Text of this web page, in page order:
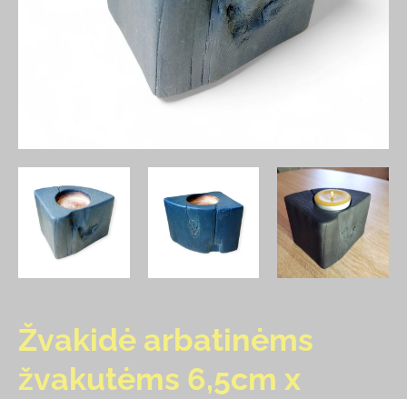
Žvakidė arbatinėms
žvakutėms 6,5cm x